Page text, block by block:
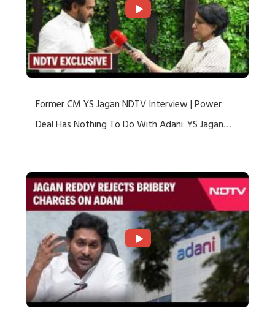
Former CM YS Jagan NDTV Interview | Power
Deal Has Nothing To Do With Adani: YS Jagan